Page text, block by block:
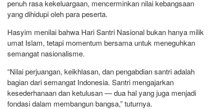
penuh rasa kekeluargaan, mencerminkan nilai kebangsaan
yang dihidupi oleh para peserta.
Hasyim menilai bahwa Hari Santri Nasional bukan hanya milik
umat Islam, tetapi momentum bersama untuk meneguhkan
semangat nasionalisme.
“Nilai perjuangan, keikhlasan, dan pengabdian santri adalah
bagian dari semangat Indonesia. Santri mengajarkan
kesederhanaan dan ketulusan — dua hal yang juga menjadi
fondasi dalam membangun bangsa,” tuturnya.